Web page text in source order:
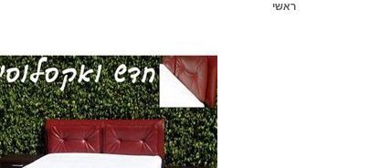
ראשי